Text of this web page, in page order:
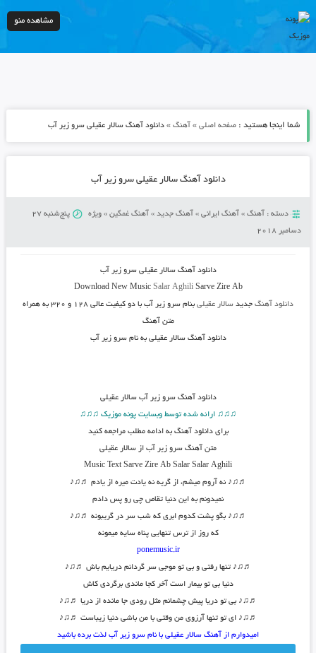
مشاهده منو
شما اینجا هستید : صفحه اصلی» آهنگ» دانلود آهنگ سالار عقیلی سرو زیر آب
دانلود آهنگ سالار عقیلی سرو زیر آب
دسته : آهنگ» آهنگ ایرانی» آهنگ جدید» آهنگ غمگین» ویژه
پنج‌شنبه 27
دسامبر 2018
دانلود آهنگسالار عقیلی سرو زیر آب
Download New Music Salar AghiliSarve Zire Ab
دانلود آهنگجدید سالار عقیلیبنام سرو زیر آب
با دو کیفیت عالی ۱۲۸ و ۳۲۰ به همراه
متن آهنگ
دانلود آهنگ سالار عقیلی به نام سرو زیر آب
دانلود آهنگ سرو زیر آب سالار عقیلی
♫♫♫ ارائه شده توسط وبسایت پونه موزیک ♫♫♫
برای دانلود آهنگ به ادامه مطلب مراجعه کنید
متن آهنگ سرو زیر آب از سالار عقیلی
Music Text Sarve Zire Ab Salar Salar Aghili
♬♫♪ نه آروم میشم، از گریه نه یادت میره از یادم ♬♫♪
نمیدونم به این دنیا تقاص چی رو پس دادم
♬♫♪ بگو پشت کدوم ابری که شب سر در گریبونه ♬♫♪
که روز از ترس تنهایی پناه سایه میمونه
ponemusic.ir
♬♫♪ تنها رفتی و بی تو موجی سر گردانم دریایم باش ♬♫♪
دنیا بی تو بیمار است آخر کجا ماندی برگردی کاش
♬♫♪ بی تو دریا پیش چشمانم مثل رودی جا مانده از دریا ♬♫♪
♬♫♪ ای تو تنها آرزوی من وقتی با من باشی دنیا زیباست ♬♫♪
امیدوارم از آهنگ سالار عقیلی با نام سرو زیر آبلذت برده باشید